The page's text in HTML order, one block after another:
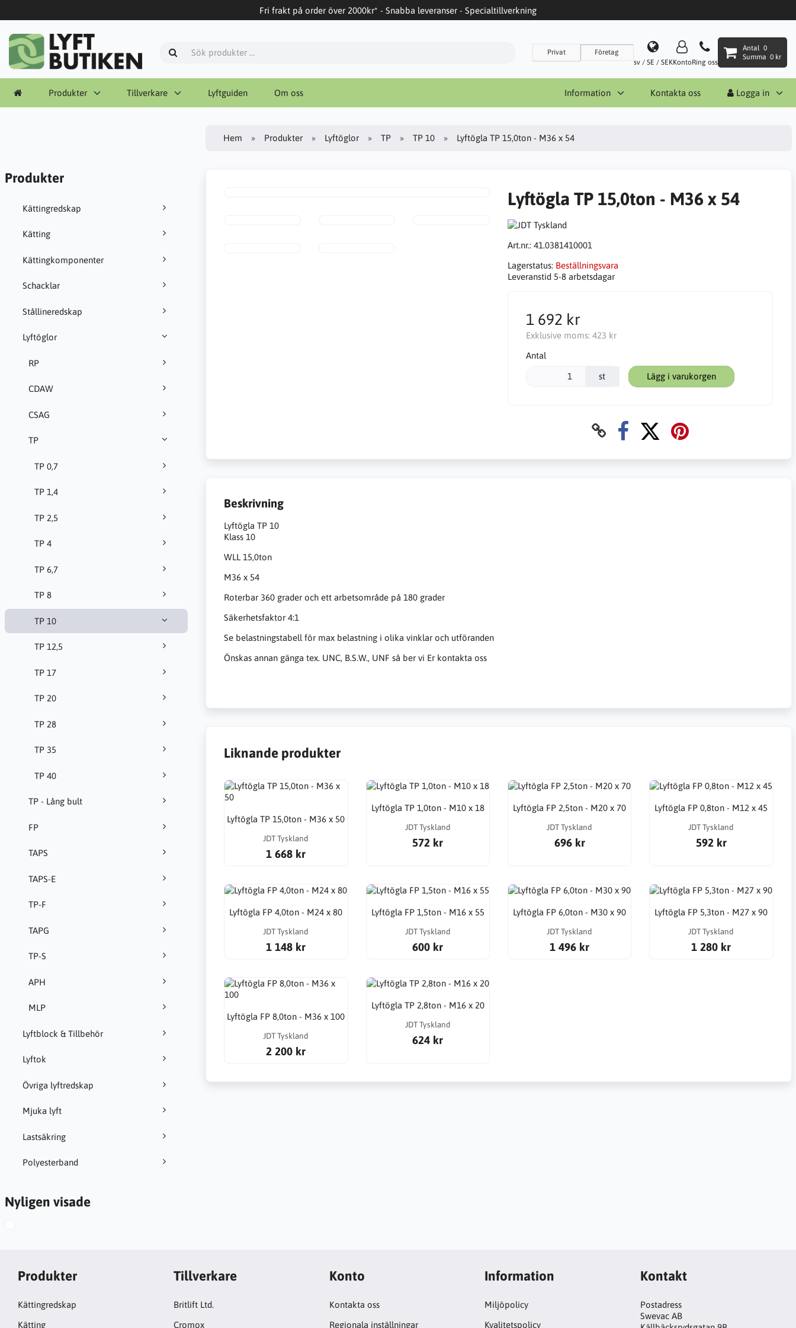
Fri frakt på order över 2000kr* - Snabba leveranser - Specialtillverkning
Privat
Företag
sv / SE / SEKKontoRing oss
Antal 0
Summa 0 kr
Produkter Tillverkare Lyftguiden Om oss Information Kontakta oss Logga in
Produkter
Kättingredskap
Kätting
Kättingkomponenter
Schacklar
Stållineredskap
Lyftöglor
RP
CDAW
CSAG
TP
TP 0,7
TP 1,4
TP 2,5
TP 4
TP 6,7
TP 8
TP 10
TP 12,5
TP 17
TP 20
TP 28
TP 35
TP 40
TP - Lång bult
FP
TAPS
TAPS-E
TP-F
TAPG
TP-S
APH
MLP
Lyftblock & Tillbehör
Lyftok
Övriga lyftredskap
Mjuka lyft
Lastsäkring
Polyesterband
Nyligen visade
Hem Produkter Lyftöglor TP TP 10 Lyftögla TP 15,0ton - M36 x 54
Lyftögla TP 15,0ton - M36 x 54
Art.nr.: 41.0381410001
Lagerstatus: Beställningsvara
Leveranstid 5-8 arbetsdagar
1 692 kr
Exklusive moms: 423 kr
Antal
st Lägg i varukorgen
Beskrivning
Lyftögla TP 10
Klass 10
WLL 15,0ton
M36 x 54
Roterbar 360 grader och ett arbetsområde på 180 grader
Säkerhetsfaktor 4:1
Se belastningstabell för max belastning i olika vinklar och utföranden
Önskas annan gänga tex. UNC, B.S.W., UNF så ber vi Er kontakta oss
Liknande produkter
Lyftögla TP 15,0ton - M36 x 50
JDT Tyskland
1 668 kr
Lyftögla TP 1,0ton - M10 x 18
JDT Tyskland
572 kr
Lyftögla FP 2,5ton - M20 x 70
JDT Tyskland
696 kr
Lyftögla FP 0,8ton - M12 x 45
JDT Tyskland
592 kr
Lyftögla FP 4,0ton - M24 x 80
JDT Tyskland
1 148 kr
Lyftögla FP 1,5ton - M16 x 55
JDT Tyskland
600 kr
Lyftögla FP 6,0ton - M30 x 90
JDT Tyskland
1 496 kr
Lyftögla FP 5,3ton - M27 x 90
JDT Tyskland
1 280 kr
Lyftögla FP 8,0ton - M36 x 100
JDT Tyskland
2 200 kr
Lyftögla TP 2,8ton - M16 x 20
JDT Tyskland
624 kr
Produkter
Kättingredskap
Kätting
Tillverkare
Britlift Ltd.
Cromox
Konto
Kontakta oss
Regionala inställningar
Information
Miljöpolicy
Kvalitetspolicy
Kontakt
Postadress
Swevac AB